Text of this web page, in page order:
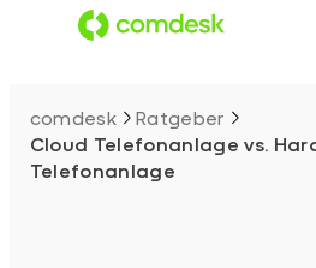
comdesk
Ratgeber
Cloud Telefonanlage vs.
Telefonanlage